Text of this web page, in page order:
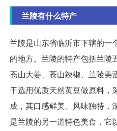
兰陵有什么特产
兰陵是山东省临沂市下辖的一
的地方。兰陵的特产包括兰陵
苍山大姜、苍山辣椒、兰陵美
干选用优质天然黄豆做原料，
成，其口感鲜美、风味独特，
是兰陵的另一道特色美食，它